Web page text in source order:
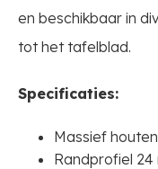
en beschikbaar in
tot het tafelblad.
Specificaties:
Massief
Randprofiel